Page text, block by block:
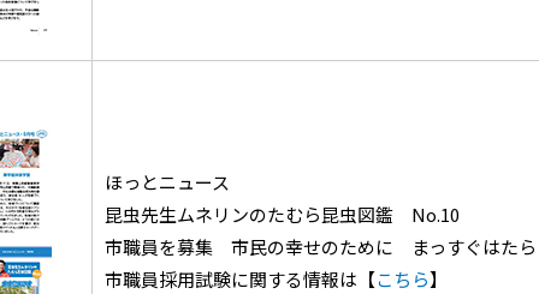
ほっとニュース
昆虫先生ムネリンのたむら昆虫図鑑 No.10
市職員を募集 市民の幸せのために まっすぐはたら
市職員採用試験に関する情報は【こちら】